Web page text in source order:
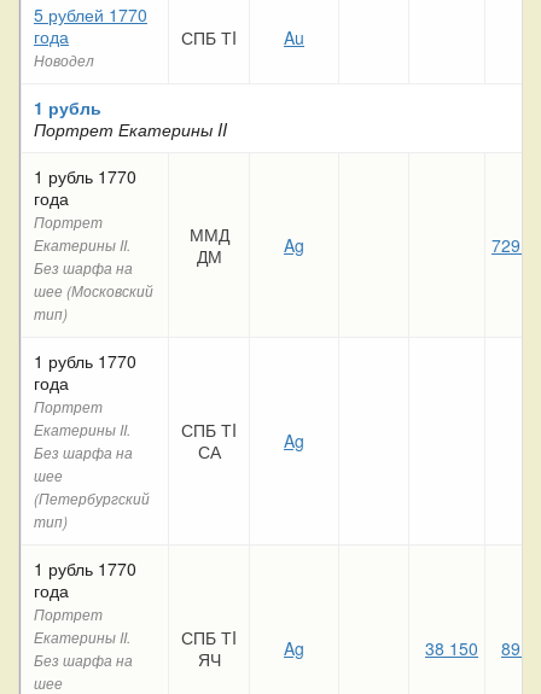
5 рублей 1770
года
Новодел
СПБ ТI Au
1 рубль
Портрет Екатерины II
1 рубль 1770
года
Портрет
Екатерины II.
Без шарфа на
шее (Московский
тип)
ММД
ДМ
Ag 729
1 рубль 1770
года
Портрет
Екатерины II.
Без шарфа на
шее
(Петербургский
тип)
СПБ ТI
СА
Ag
1 рубль 1770
года
Портрет
Екатерины II.
Без шарфа на
шее
СПБ ТI
ЯЧ
Ag 38 150 89